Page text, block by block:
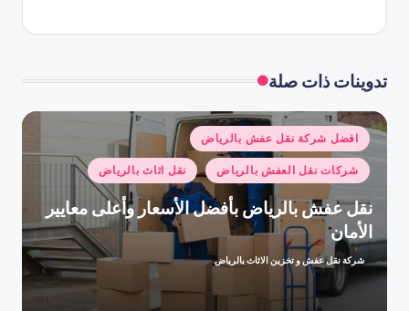
تدوينات ذات صلة
نُشر
في
افضل شركة نقل عفش بالرياض
شركات نقل العفش بالرياض نقل اثاث بالرياض
نقل عفش بالرياض بأفضل الأسعار وأعلى معايير
الأمان
تمّ
بواسطة
شركة نقل عفش و تخزين الاثاث بالرياض